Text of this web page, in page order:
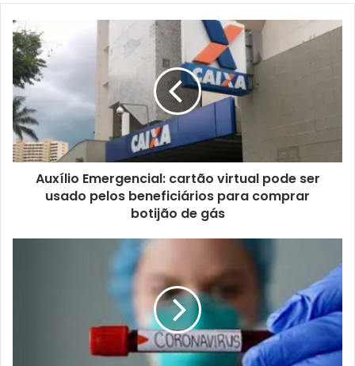
Auxílio Emergencial: cartão virtual pode ser
usado pelos beneficiários para comprar
botijão de gás